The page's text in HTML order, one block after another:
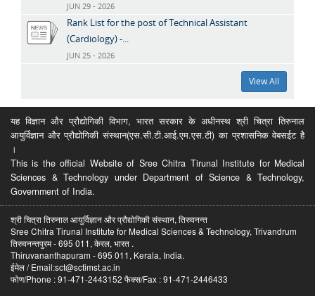
JUN 29 - 2026
Rank List for the post of Technical Assistant
(Cardiology) -...
JUN 25 - 2026
View All
यह विज्ञान और प्रौद्योगिकी विभाग, भारत सरकार के अधीनस्थ श्री चित्रा तिरुनाल
आयुर्विज्ञान और प्रौद्योगिकी संस्थान(एस.सी.टी.आई.एम.एस.टी) का प्रशासनिक वेबसईट है
।
This is the official Website of Sree Chitra Tirunal Institute for Medical
Sciences & Technology under Department of Science & Technology,
Government of India.
श्री चित्रा तिरुनाल आयुर्विज्ञान और प्रौद्योगिकी संस्थान, तिरुवनन्त
Sree Chitra Tirunal Institute for Medical Sciences & Technology, Trivandrum
तिरुवनन्तपुरम - 695 011, केरल, भारत .
Thiruvananthapuram - 695 011, Kerala, India.
ईमेल / Email:sct@sctimst.ac.in
फोण/Phone : 91-471-2443152 फैक्स/Fax : 91-471-2446433